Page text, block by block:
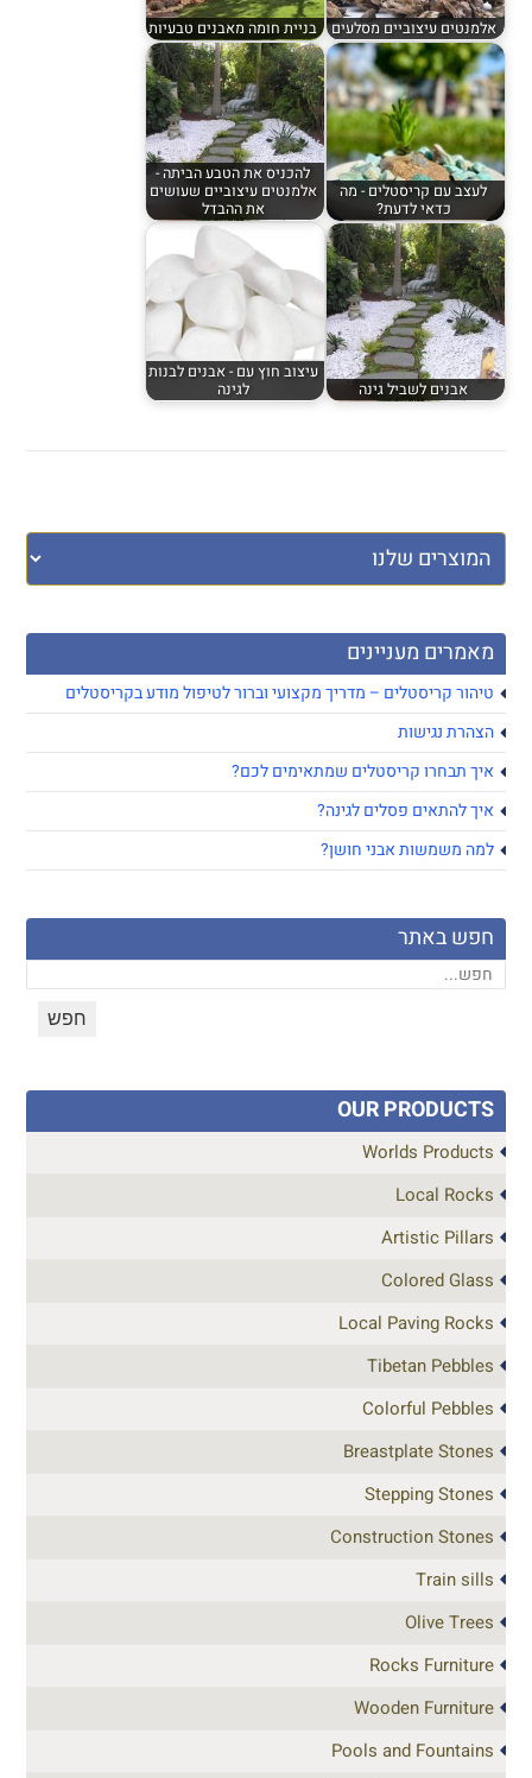
מאמרים מעניינים
טיהור קריסטלים – מדריך מקצועי וברור לטיפול מודע בקריסטלים
הצהרת נגישות
איך תבחרו קריסטלים שמתאימים לכם?
איך להתאים פסלים לגינה?
למה משמשות אבני חושן?
חפש באתר
אלמנטים עיצוביים מסלעים בניית חומה מאבנים טבעיות
לעצב עם קריסטלים - מה
כדאי לדעת?
להכניס את הטבע הביתה -
אלמנטים עיצוביים שעושים
את ההבדל
אבנים לשביל גינה
עיצוב חוץ עם - אבנים לבנות
לגינה
OUR PRODUCTS
Worlds Products
Local Rocks
Artistic Pillars
Colored Glass
Local Paving Rocks
Tibetan Pebbles
Colorful Pebbles
Breastplate Stones
Stepping Stones
Construction Stones
Train sills
Olive Trees
Rocks Furniture
Wooden Furniture
Pools and Fountains